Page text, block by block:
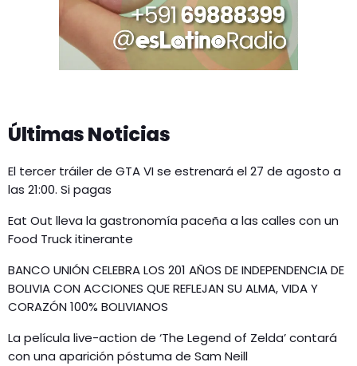
Últimas Noticias
El tercer tráiler de GTA VI se estrenará el 27 de agosto a
las 21:00. Si pagas
Eat Out lleva la gastronomía paceña a las calles con un
Food Truck itinerante
BANCO UNIÓN CELEBRA LOS 201 AÑOS DE INDEPENDENCIA DE
BOLIVIA CON ACCIONES QUE REFLEJAN SU ALMA, VIDA Y
CORAZÓN 100% BOLIVIANOS
La película live-action de ‘The Legend of Zelda’ contará
con una aparición póstuma de Sam Neill